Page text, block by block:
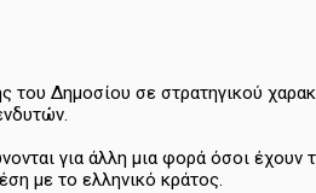
Δημοσίου σε στρατηγικού
για άλλη μια φορά όσοι έχουν
με το ελληνικό κράτος.